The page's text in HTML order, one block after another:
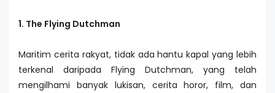
1. The Flying Dutchman
Maritim cerita rakyat, tidak ada hantu kapal yang lebih
terkenal daripada Flying Dutchman, yang telah
mengilhami banyak lukisan, cerita horor, film, dan